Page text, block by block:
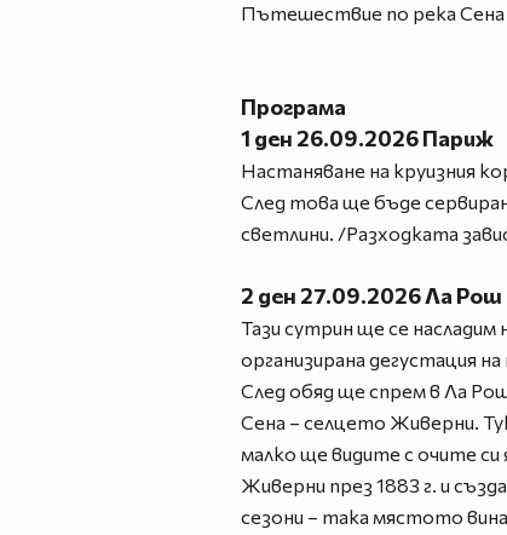
Пътешествие по река Сена
Програма
1 ден 26.09.2026 Париж
Настаняване на круизния
След това ще бъде
светлини. /Разходката
2 ден 27.09.2026 Ла
Тази сутрин ще се
организирана дегустация
След обяд ще спрем в Ла
Сена – селцето Живерни.
малко ще видите с очите
Живерни през 1883 г. и
сезони – така мястото